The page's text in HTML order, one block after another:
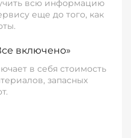
всю информацию
еще до того, как
включено»
в себя стоимость
запасных